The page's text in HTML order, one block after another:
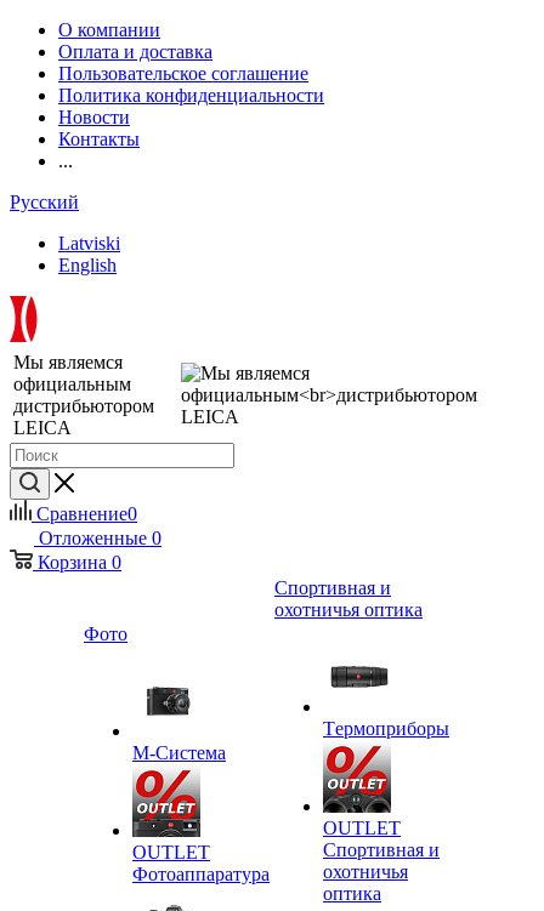
О компании
Оплата и доставка
Пользовательское соглашение
Политика конфиденциальности
Новости
Контакты
...
Русский
Latviski
English
Мы являемся
официальным
дистрибьютором
LEICA
Сравнение0
Отложенные 0
Корзина 0
Фото
M-Система
OUTLET
Фотоаппаратура
Спортивная и
охотничья оптика
Tермоприборы
OUTLET
Спортивная и
охотничья
оптика